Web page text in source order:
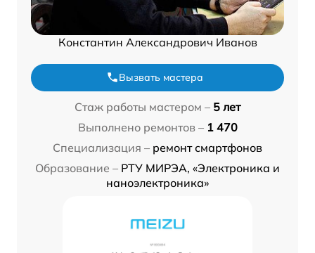
Константин Александрович Иванов
Вызвать мастера
Стаж работы мастером – 5 лет
Выполнено ремонтов – 1 470
Специализация – ремонт смартфонов
Образование – РТУ МИРЭА, «Электроника и
наноэлектроника»